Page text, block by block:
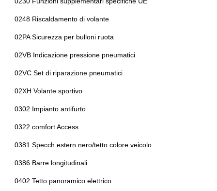
Personalizzazioni linea e stile
Portabicchiere
Presa 12v aggiuntiva
Radar
Radio dab
Connessione ios - android
Controllo della stabilità
Cornering brake control
Fari a led
Fissaggi isofix
Illuminazione abitacolo
0248 Riscaldamento di volante
02PA Sicurezza per bulloni ruota
02VB Indicazione pressione pneumatici
02VC Set di riparazione pneumatici
02XH Volante sportivo
0302 Impianto antifurto
0322 comfort Access
0381 Specch.estern.nero/tetto colore veicolo
0386 Barre longitudinali
0402 Tetto panoramico elettrico